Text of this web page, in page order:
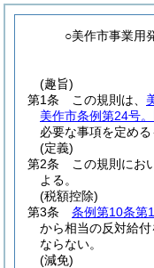
○美作市事業用
(趣旨)
第1条
この規則は、
美作市条例第24号
必要な事項を定める
(定義)
第2条
この規則にお
よる。
(税額控除)
第3条
条例第10条第
から相当の反対給
ならない。
(減免)